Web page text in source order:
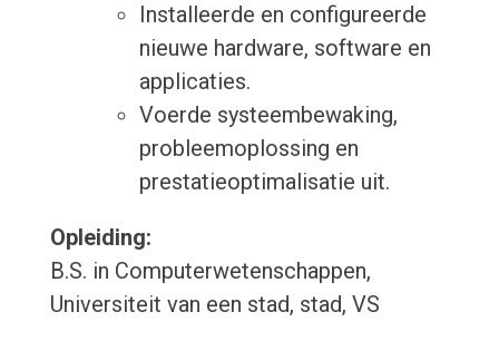
Installeerde en configureerde
nieuwe hardware, software en
applicaties.
Voerde systeembewaking,
probleemoplossing en
prestatieoptimalisatie uit.
Opleiding:
B.S. in Computerwetenschappen,
Universiteit van een stad, stad, VS